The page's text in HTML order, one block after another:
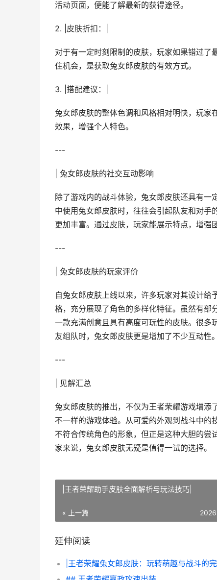
活动页面，便能了解最新的获得途径。
2. |皮肤折扣：|
对于有一定时刻限制的皮肤，玩家如果错过了
住机会，是获取兔女郎皮肤的有效方式。
3. |搭配建议：|
兔女郎皮肤的整体色调和风格相对明快，玩家
效果，增强个人特色。
---
| 兔女郎皮肤的社交互动影响
除了游戏内的战斗体验，兔女郎皮肤还具有
中使用兔女郎皮肤时，往往会引起队友和对手
更加丰富。通过皮肤，玩家能展示特点，增强
---
| 兔女郎皮肤的玩家评价
自兔女郎皮肤上线以来，许多玩家对其设计
格，充分展现了角色的多样化特征。虽然有部
一款充满创意且具有高度可玩性的皮肤。很多
友组队时，兔女郎皮肤更是增加了不少互动性。
---
| 见解汇总
兔女郎皮肤的推出，不仅为王者荣耀游戏增添
不一样的游戏体验。从可爱的外观到战斗中
不符合传统角色的形象，但正是这种大胆的
家来说，兔女郎皮肤无疑是值得一试的选择。
|王者荣耀助手皮肤全面解析与玩法技巧|
« 上一篇
延伸阅读